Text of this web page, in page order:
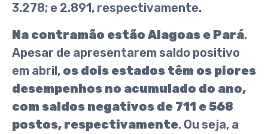
3.278; e 2.891, respectivamente.
Na contramão estão Alagoas e Pará.
Apesar de apresentarem saldo positivo
em abril, os dois estados têm os piores
desempenhos no acumulado do ano,
com saldos negativos de 711 e 568
postos, respectivamente. Ou seja, a